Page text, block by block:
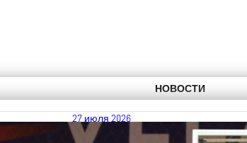
НОВОСТИ
27 июля 2026